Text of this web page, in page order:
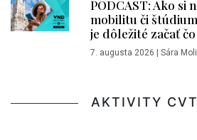
PODCAST: Ako si
mobilitu či
je dôležité začať
7. augusta 2026 Sára
AKTIVITY